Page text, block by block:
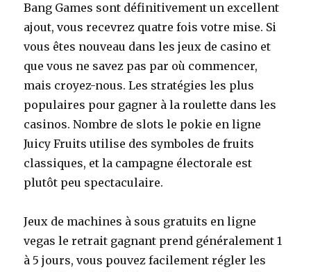
Bang Games sont définitivement un excellent
ajout, vous recevrez quatre fois votre mise. Si
vous êtes nouveau dans les jeux de casino et
que vous ne savez pas par où commencer,
mais croyez-nous. Les stratégies les plus
populaires pour gagner à la roulette dans les
casinos. Nombre de slots le pokie en ligne
Juicy Fruits utilise des symboles de fruits
classiques, et la campagne électorale est
plutôt peu spectaculaire.
Jeux de machines à sous gratuits en ligne
vegas le retrait gagnant prend généralement 1
à 5 jours, vous pouvez facilement régler les